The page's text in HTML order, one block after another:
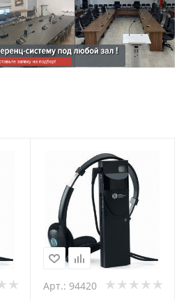
Арт.: 94420